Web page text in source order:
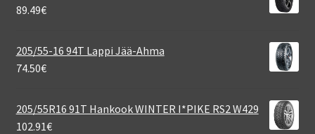
89.49€
205/55-16 94T Lappi Jää-Ahma
74.50€
205/55R16 91T Hankook WINTER I*PIKE RS2 W429
102.91€